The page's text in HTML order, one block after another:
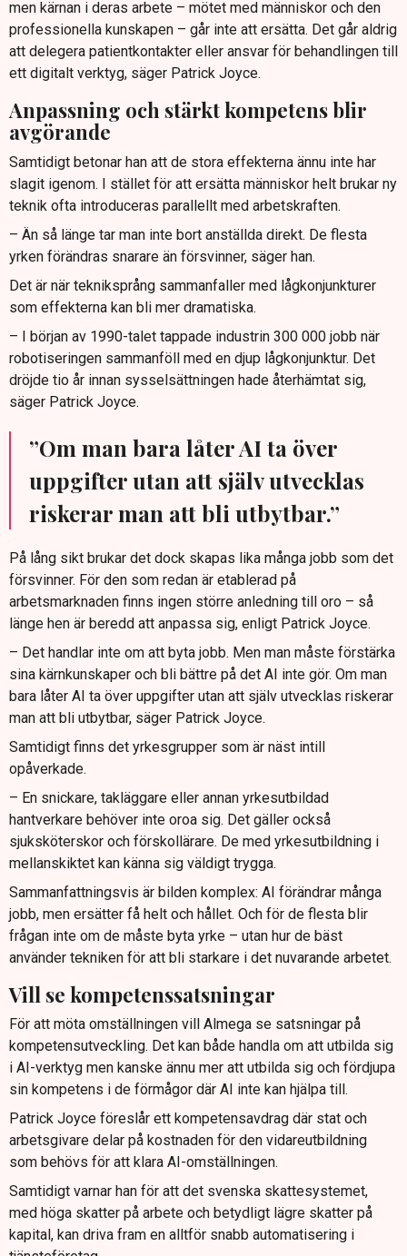
men kärnan i deras arbete – mötet med människor och den
professionella kunskapen – går inte att ersätta. Det går aldrig
att delegera patientkontakter eller ansvar för behandlingen till
ett digitalt verktyg, säger Patrick Joyce.
Anpassning och stärkt kompetens blir
avgörande
Samtidigt betonar han att de stora effekterna ännu inte har
slagit igenom. I stället för att ersätta människor helt brukar ny
teknik ofta introduceras parallellt med arbetskraften.
– Än så länge tar man inte bort anställda direkt. De flesta
yrken förändras snarare än försvinner, säger han.
Det är när tekniksprång sammanfaller med lågkonjunkturer
som effekterna kan bli mer dramatiska.
– I början av 1990-talet tappade industrin 300 000 jobb när
robotiseringen sammanföll med en djup lågkonjunktur. Det
dröjde tio år innan sysselsättningen hade återhämtat sig,
säger Patrick Joyce.
”Om man bara låter AI ta över
uppgifter utan att själv utvecklas
riskerar man att bli utbytbar.”
På lång sikt brukar det dock skapas lika många jobb som det
försvinner. För den som redan är etablerad på
arbetsmarknaden finns ingen större anledning till oro – så
länge hen är beredd att anpassa sig, enligt Patrick Joyce.
– Det handlar inte om att byta jobb. Men man måste förstärka
sina kärnkunskaper och bli bättre på det AI inte gör. Om man
bara låter AI ta över uppgifter utan att själv utvecklas riskerar
man att bli utbytbar, säger Patrick Joyce.
Samtidigt finns det yrkesgrupper som är näst intill
opåverkade.
– En snickare, takläggare eller annan yrkesutbildad
hantverkare behöver inte oroa sig. Det gäller också
sjuksköterskor och förskollärare. De med yrkesutbildning i
mellanskiktet kan känna sig väldigt trygga.
Sammanfattningsvis är bilden komplex: AI förändrar många
jobb, men ersätter få helt och hållet. Och för de flesta blir
frågan inte om de måste byta yrke – utan hur de bäst
använder tekniken för att bli starkare i det nuvarande arbetet.
Vill se kompetenssatsningar
För att möta omställningen vill Almega se satsningar på
kompetensutveckling. Det kan både handla om att utbilda sig
i AI-verktyg men kanske ännu mer att utbilda sig och fördjupa
sin kompetens i de förmågor där AI inte kan hjälpa till.
Patrick Joyce föreslår ett kompetensavdrag där stat och
arbetsgivare delar på kostnaden för den vidareutbildning
som behövs för att klara AI-omställningen.
Samtidigt varnar han för att det svenska skattesystemet,
med höga skatter på arbete och betydligt lägre skatter på
kapital, kan driva fram en alltför snabb automatisering i